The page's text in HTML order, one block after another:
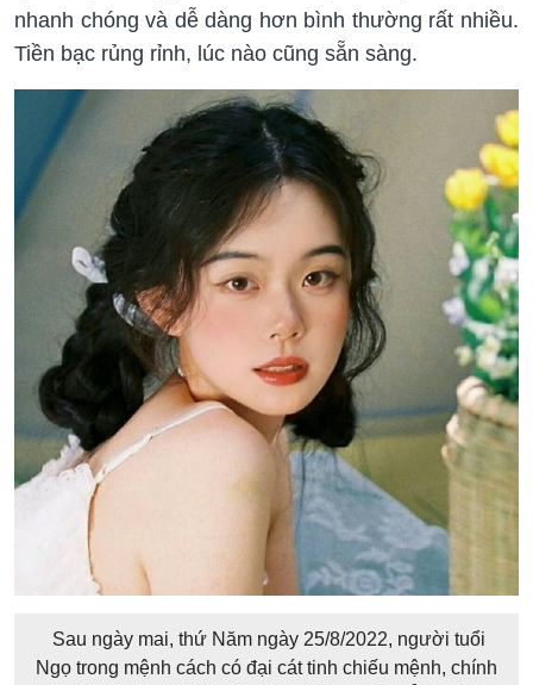
nhanh chóng và dễ dàng hơn bình thường rất nhiều.
Tiền bạc rủng rỉnh, lúc nào cũng sẵn sàng.
Sau ngày mai, thứ Năm ngày 25/8/2022, người tuổi
Ngọ trong mệnh cách có đại cát tinh chiếu mệnh, chính